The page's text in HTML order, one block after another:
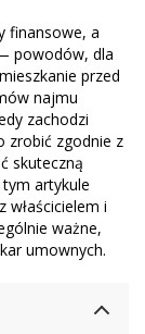
finansowe, a
powodów, dla
przed
najmu
zachodzi
zrobić zgodnie z
skuteczną
artykule
i
ważne,
umownych.